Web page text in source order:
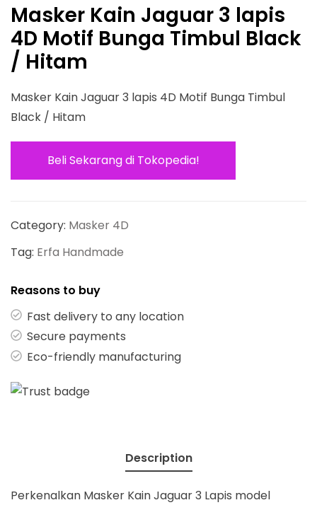
Masker Kain Jaguar 3 lapis
4D Motif Bunga Timbul Black
/ Hitam
Masker Kain Jaguar 3 lapis 4D Motif Bunga Timbul
Black / Hitam
Beli Sekarang di Tokopedia!
Category: Masker 4D
Tag: Erfa Handmade
Reasons to buy
Fast delivery to any location
Secure payments
Eco-friendly manufacturing
Description
Perkenalkan Masker Kain Jaguar 3 Lapis model